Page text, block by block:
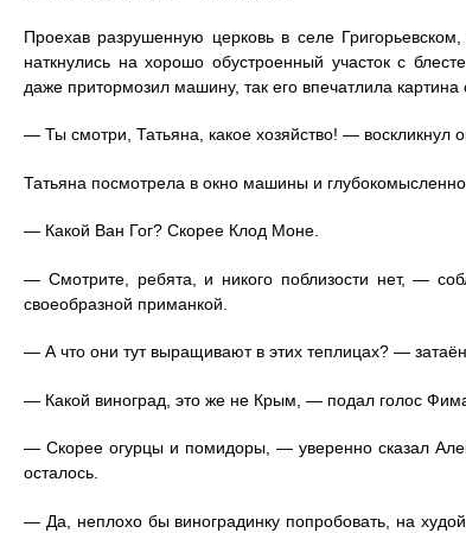
Проехав разрушенную церковь в селе
наткнулись на хорошо обустроенный участок с
даже притормозил машину, так его впечатлила картина
— Ты смотри, Татьяна, какое хозяйство! — воскликнул
Татьяна посмотрела в окно машины и глубокомысленно
— Какой Ван Гог? Скорее Клод Моне.
— Смотрите, ребята, и никого поблизости нет, —
своеобразной приманкой.
— А что они тут выращивают в этих теплицах? —
— Какой виноград, это же не Крым, — подал голос
— Скорее огурцы и помидоры, — уверенно сказал
осталось.
— Да, неплохо бы виноградинку попробовать, на